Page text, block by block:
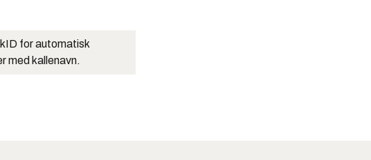
for automatisk
med kallenavn.